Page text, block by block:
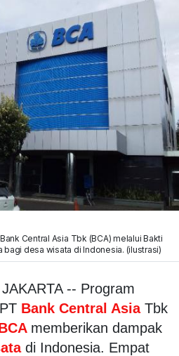
Central Asia Tbk (BCA) melalui Bakti
desa wisata di Indonesia. (ilustrasi)
-- Program
PT Bank Central Asia Tbk
memberikan dampak
di Indonesia. Empat